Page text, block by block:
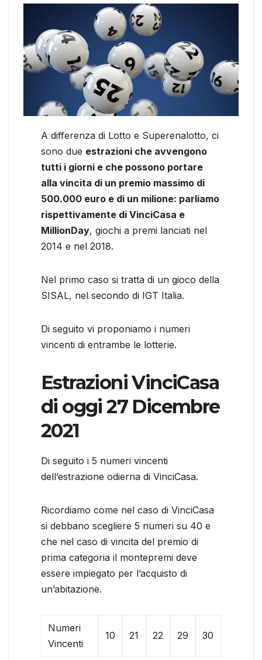
A differenza di Lotto e Superenalotto, ci
sono due estrazioni che avvengono
tutti i giorni e che possono portare
alla vincita di un premio massimo di
500.000 euro e di un milione: parliamo
rispettivamente di VinciCasa e
MillionDay, giochi a premi lanciati nel
2014 e nel 2018.
Nel primo caso si tratta di un gioco della
SISAL, nel secondo di IGT Italia.
Di seguito vi proponiamo i numeri
vincenti di entrambe le lotterie.
Estrazioni VinciCasa
di oggi 27 Dicembre
2021
Di seguito i 5 numeri vincenti
dell’estrazione odierna di VinciCasa.
Ricordiamo come nel caso di VinciCasa
si debbano scegliere 5 numeri su 40 e
che nel caso di vincita del premio di
prima categoria il montepremi deve
essere impiegato per l’acquisto di
un’abitazione.
Numeri
Vincenti
10 21 22 29 30